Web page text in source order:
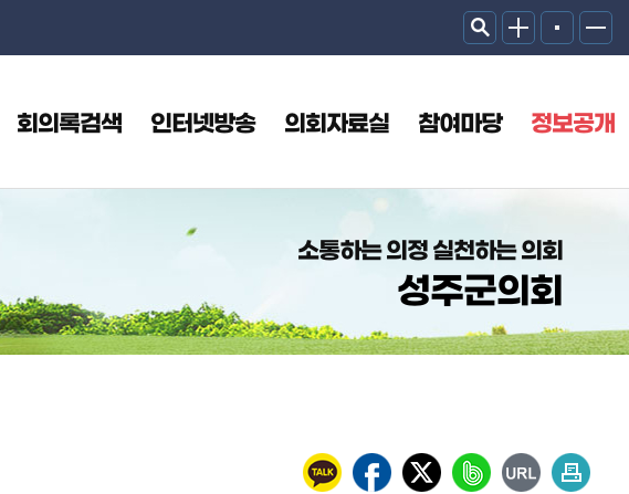
회의록검색 인터넷방송 의회자료실 참여마당 정보공개
소통하는 의정 실천하는 의회
성주군의회